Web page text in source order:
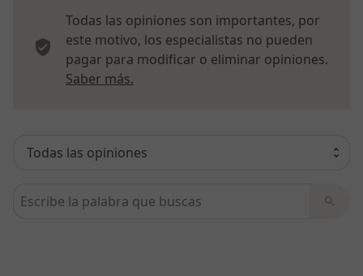
Todas las opiniones son importantes, por
este motivo, los especialistas no pueden
pagar para modificar o eliminar opiniones.
Saber más.
Busca en opiniones